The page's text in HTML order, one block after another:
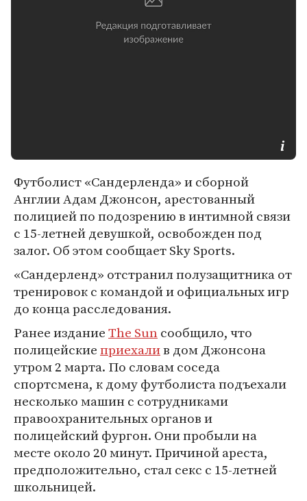
Футболист «Сандерленда» и сборной
Англии Адам Джонсон, арестованный
полицией по подозрению в интимной связи
с 15-летней девушкой, освобожден под
залог. Об этом сообщает Sky Sports.
«Сандерленд» отстранил полузащитника от
тренировок с командой и официальных игр
до конца расследования.
Ранее изданиеThe Sun сообщило, что
полицейскиеприехалив дом Джонсона
утром 2 марта. По словам соседа
спортсмена, к дому футболиста подъехали
несколько машин с сотрудниками
правоохранительных органов и
полицейский фургон. Они пробыли на
месте около 20 минут. Причиной ареста,
предположительно, стал секс с 15-летней
школьницей.